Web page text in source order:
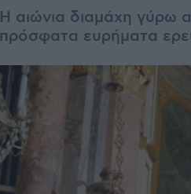
Η αιώνια διαμάχη γύρω
πρόσφατα ευρήματα